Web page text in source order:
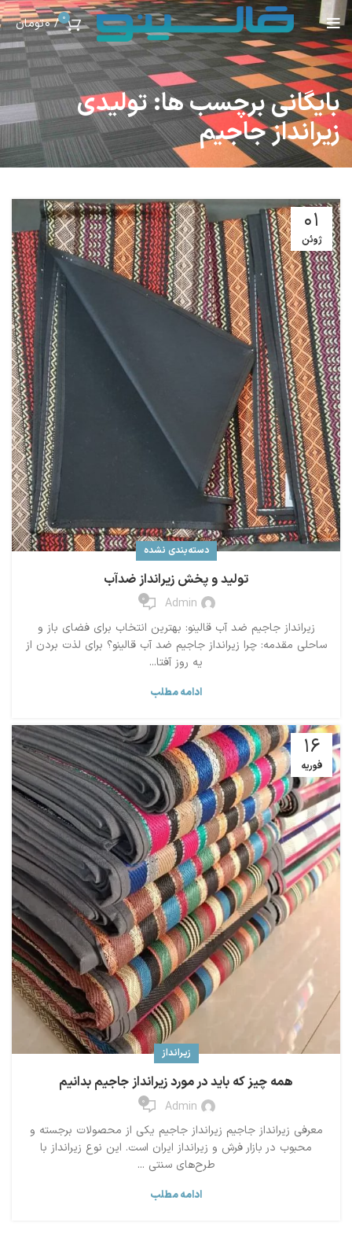
0
/
0تومان
بایگانی برچسب ها: تولیدی
زیرانداز جاجیم
01
ژوئن
دسته‌بندی نشده
تولید و پخش زیرانداز ضدآب
Admin
0
زیرانداز جاجیم ضد آب قالینو: بهترین انتخاب برای فضای باز و
ساحلی مقدمه: چرا زیرانداز جاجیم ضد آب قالینو؟ برای لذت بردن از
یه روز آفتا...
ادامه مطلب
16
فوریه
زیرانداز
همه چیز که باید در مورد زیرانداز جاجیم بدانیم
Admin
0
معرفی زیرانداز جاجیم زیرانداز جاجیم یکی از محصولات برجسته و
محبوب در بازار فرش و زیرانداز ایران است. این نوع زیرانداز با
طرح‌های سنتی ...
ادامه مطلب